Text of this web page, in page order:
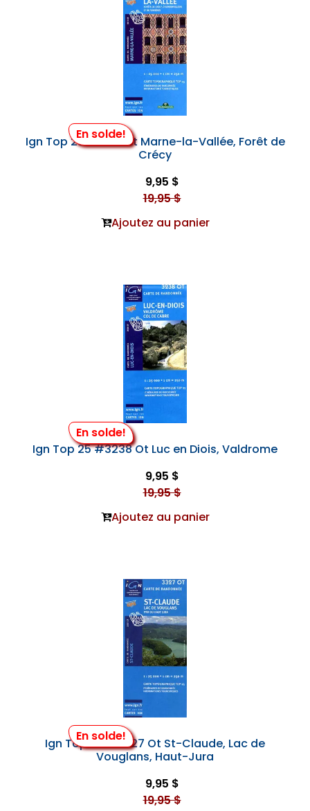
En solde!
Ign Top 25 #2414 et Marne-la-Vallée, Forêt de
Crécy
9,95 $
19,95 $
Ajoutez au panier
En solde!
Ign Top 25 #3238 Ot Luc en Diois, Valdrome
9,95 $
19,95 $
Ajoutez au panier
En solde!
Ign Top 25 #3327 Ot St-Claude, Lac de
Vouglans, Haut-Jura
9,95 $
19,95 $